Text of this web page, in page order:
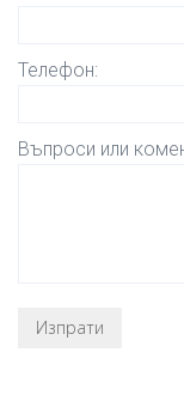
Телефон:
Въпроси или